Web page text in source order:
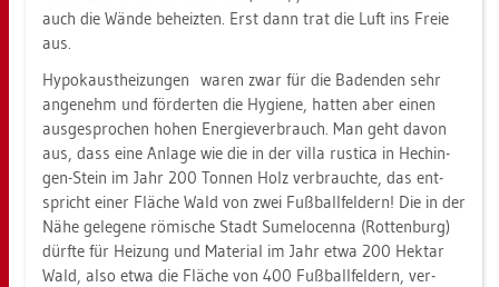
auch die Wände be­heiz­ten. Erst dann trat die Luft ins Freie
aus.
Hy­po­k­aust­hei­zun­gen waren zwar für die Ba­den­den sehr
an­ge­nehm und för­der­ten die Hy­gie­ne, hat­ten aber einen
aus­ge­spro­chen hohen En­er­gie­ver­brauch. Man geht davon
aus, dass eine An­la­ge wie die in der villa rusti­ca in Hechin­
gen-Stein im Jahr 200 Ton­nen Holz ver­brauch­te, das ent­
spricht einer Flä­che Wald von zwei Fuß­ball­fel­dern! Die in der
Nähe ge­le­ge­ne rö­mi­sche Stadt Sume­lo­cen­na (Rot­ten­burg)
dürf­te für Hei­zung und Ma­te­ri­al im Jahr etwa 200 Hekt­ar
Wald, also etwa die Flä­che von 400 Fuß­ball­fel­dern, ver­